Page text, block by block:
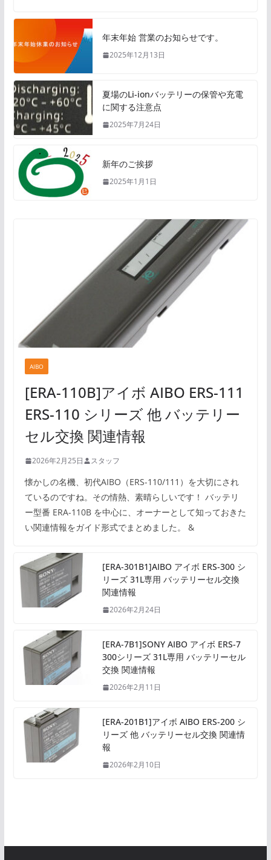
年末年始 営業のお知らせです。
2025年12月13日
夏場のLi-ionバッテリーの保管や充電
に関する注意点
2025年7月24日
新年のご挨拶
2025年1月1日
AIBO
[ERA-110B]アイボ AIBO ERS-111
ERS-110 シリーズ 他 バッテリー
セル交換 関連情報
2026年2月25日 スタッフ
懐かしの名機、初代AIBO（ERS-110/111）を大切にされ
ているのですね。その情熱、素晴らしいです！ バッテリ
ー型番 ERA-110B を中心に、オーナーとして知っておきた
い関連情報をガイド形式でまとめました。 &
[ERA-301B1]AIBO アイボ ERS-300 シ
リーズ 31L専用 バッテリーセル交換
関連情報
2026年2月24日
[ERA-7B1]SONY AIBO アイボ ERS-7
300シリーズ 31L専用 バッテリーセル
交換 関連情報
2026年2月11日
[ERA-201B1]アイボ AIBO ERS-200 シ
リーズ 他 バッテリーセル交換 関連情
報
2026年2月10日